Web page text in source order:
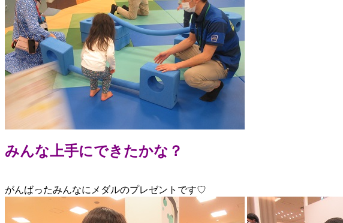
みんな上手にできたかな？
がんばったみんなにメダルのプレゼントです♡